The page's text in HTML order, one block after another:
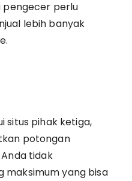
pengecer perlu
lebih banyak
situs pihak ketiga,
potongan
tidak
maksimum yang bisa